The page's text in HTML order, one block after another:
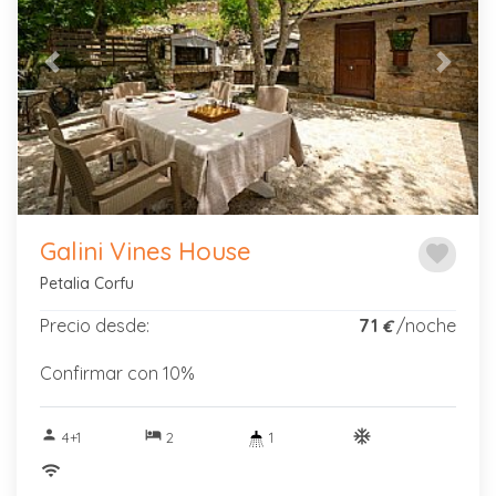
Previous Next
favorite
Galini Vines House
Petalia Corfu
Precio desde: 71 €/noche
Confirmar con 10%
person 4+1 hotel2 1
ac_unitif
wifi